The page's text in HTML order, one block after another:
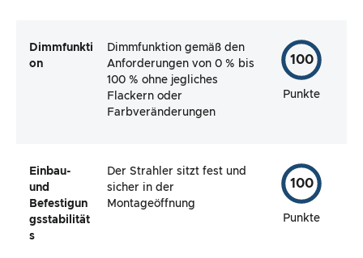
Dimmfunkti
on
Dimmfunktion gemäß den
Anforderungen von 0 % bis
100 % ohne jegliches
Flackern oder
Farbveränderungen
100
Punkte
Einbau-
und
Befestigun
gsstabilität
s
Der Strahler sitzt fest und
sicher in der
Montageöffnung
100
Punkte